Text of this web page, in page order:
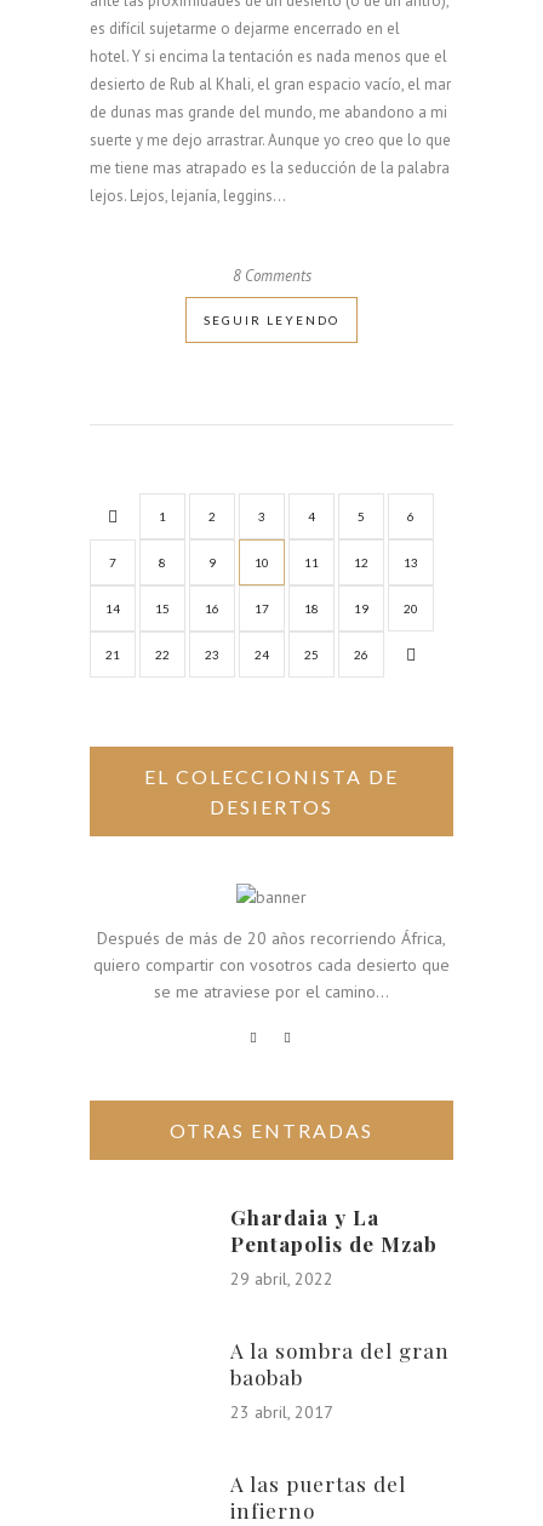
es difícil sujetarme o dejarme encerrado en el
hotel. Y si encima la tentación es nada menos que el
desierto de Rub al Khali, el gran espacio vacío, el mar
de dunas mas grande del mundo, me abandono a mi
suerte y me dejo arrastrar. Aunque yo creo que lo que
me tiene mas atrapado es la seducción de la palabra
lejos. Lejos, lejanía, leggins...
8 Comments
SEGUIR LEYENDO
1 2 3 4 5 6
7 8 9 10 11 12 13
14 15 16 17 18 19 20
21 22 23 24 25 26
EL COLECCIONISTA DE
DESIERTOS
Después de más de 20 años recorriendo África,
quiero compartir con vosotros cada desierto que
se me atraviese por el camino...
OTRAS ENTRADAS
Ghardaia y La
Pentapolis de Mzab
29 abril, 2022
A la sombra del gran
baobab
23 abril, 2017
A las puertas del
infierno